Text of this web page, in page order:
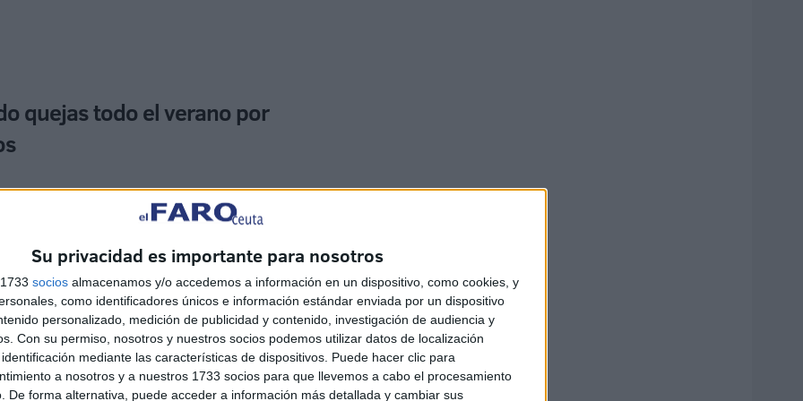
Su privacidad es importante para nosotros
socios almacenamos y/o accedemos a información en un dispositivo, como cookies, y
como identificadores únicos e información estándar enviada por un dispositivo
personalizado, medición de publicidad y contenido, investigación de audiencia y
Con su permiso, nosotros y nuestros socios podemos utilizar datos de localización
mediante las características de dispositivos. Puede hacer clic para
a nosotros y a nuestros 1733 socios para que llevemos a cabo el procesamiento
De forma alternativa, puede acceder a información más detallada y cambiar sus
quejas todo el verano por
recibiendo quejas este verano del Área de Menores
a niños que acuden al Hospital “de forma
y/o consentimiento” de sus guardadores legales. El
haya estado recibiendo a menores extranjeros no
compañía de adultos responsables en Loma
“con puertas abiertas, enfermos al lado y el
al Servicio de Protección a la Infancia a prescindir de